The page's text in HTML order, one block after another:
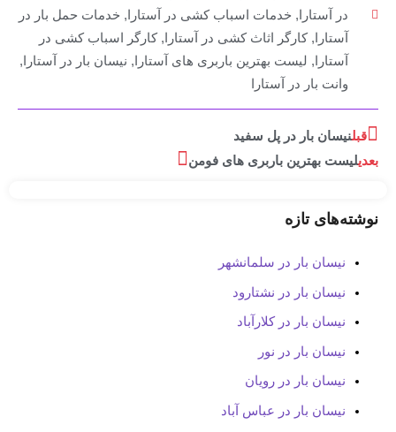
در آستارا, خدمات اسباب کشی در آستارا, خدمات حمل بار در
آستارا,کارگر اثاث کشی در آستارا,کارگر اسباب کشی در
آستارا, لیست بهترین باربری های آستارا, نیسان بار در آستارا,
وانت بار در آستارا
قبلنیسان بار در پل سفید
بعدیلیست بهترین باربری های فومن
نوشته‌های تازه
نیسان بار در سلمانشهر
نیسان بار در نشتارود
نیسان بار در کلارآباد
نیسان بار در نور
نیسان بار در رویان
نیسان بار در عباس آباد